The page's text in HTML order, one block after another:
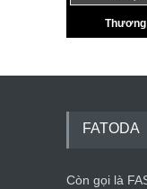
FATODA
Còn gọi là